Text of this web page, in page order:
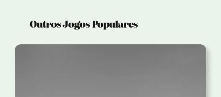
Outros Jogos Populares